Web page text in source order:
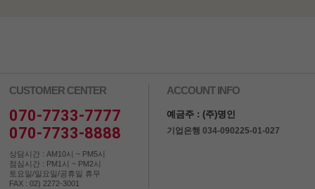
CUSTOMER CENTER
070-7733-7777
070-7733-8888
상담시간 : AM10시 ~ PM5시
점심시간 : PM1시 ~ PM2시
토요일/일요일/공휴일 휴무
FAX : 02) 2272-3001
ACCOUNT INFO
예금주 : (주)명인
기업은행 034-090225-01-027